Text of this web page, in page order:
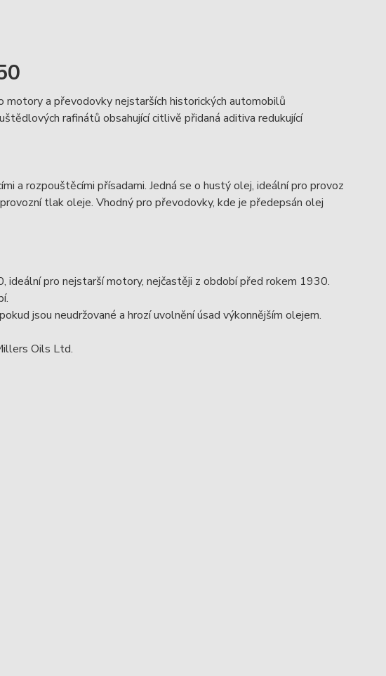
motory a převodovky nejstarších historických automobilů
rafinátů obsahující citlivě přidaná aditiva redukující
a rozpouštěcími přísadami. Jedná se o hustý olej, ideální pro provoz
tlak oleje. Vhodný pro převodovky, kde je předepsán olej
pro nejstarší motory, nejčastěji z období před rokem 1930.
jsou neudržované a hrozí uvolnění úsad výkonnějším olejem.
Oils Ltd.